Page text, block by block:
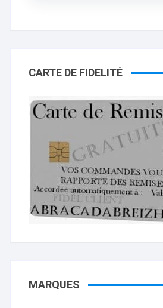
CARTE DE FIDELITÉ
MARQUES